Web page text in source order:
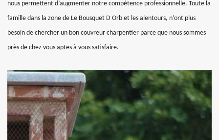
nous permettent d’augmenter notre compétence professionnelle. Toute la
famille dans la zone de Le Bousquet D Orb et les alentours, n’ont plus
besoin de chercher un bon couvreur charpentier parce que nous sommes
près de chez vous aptes à vous satisfaire.